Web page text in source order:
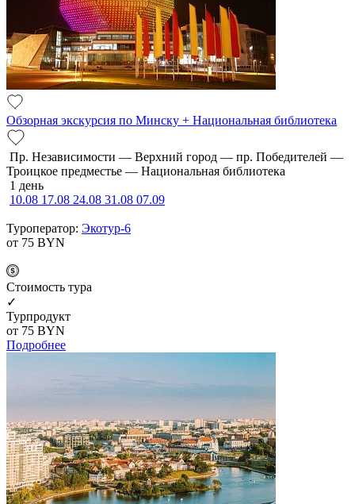
Обзорная экскурсия по Минску + Национальная библиотека
Пр. Независимости — Верхний город — пр. Победителей —
Троицкое предместье — Национальная библиотека
1 день
10.08 17.08 24.08 31.08 07.09
Туроператор: Экотур-6
от 75 BYN
Cтоимость тура
✓
Турпродукт
от 75 BYN
Подробнее